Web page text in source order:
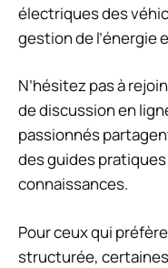
électriques des
gestion de l’énergie
N’hésitez pas à
de discussion en
passionnés
des guides
connaissances.
Pour ceux qui
structurée, certaines